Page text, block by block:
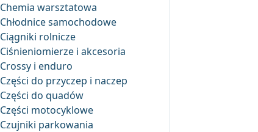
Chemia warsztatowa
Chłodnice samochodowe
Ciągniki rolnicze
Ciśnieniomierze i akcesoria
Crossy i enduro
Części do przyczep i naczep
Części do quadów
Części motocyklowe
Czujniki parkowania